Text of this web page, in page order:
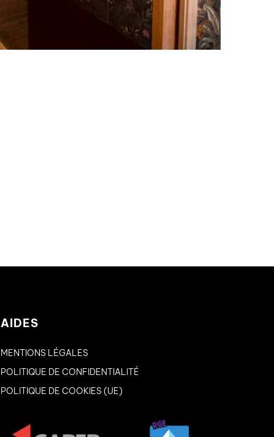
AIDES
MENTIONS LÉGALES
POLITIQUE DE CONFIDENTIALITÉ
POLITIQUE DE COOKIES (UE)